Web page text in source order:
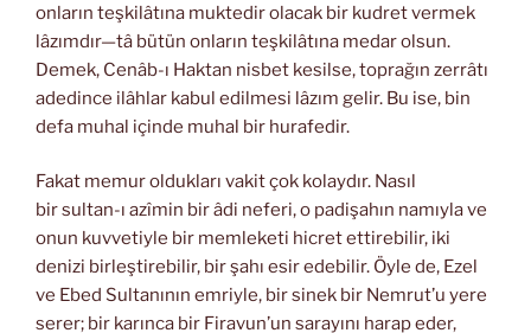
onların teşkilâtına muktedir olacak bir kudret vermek
lâzımdır—tâ bütün onların teşkilâtına medar olsun.
Demek, Cenâb-ı Haktan nisbet kesilse, toprağın zerrâtı
adedince ilâhlar kabul edilmesi lâzım gelir. Bu ise, bin
defa muhal içinde muhal bir hurafedir.
Fakat memur oldukları vakit çok kolaydır. Nasıl
bir sultan-ı azîmin bir âdi neferi, o padişahın namıyla ve
onun kuvvetiyle bir memleketi hicret ettirebilir, iki
denizi birleştirebilir, bir şahı esir edebilir. Öyle de, Ezel
ve Ebed Sultanının emriyle, bir sinek bir Nemrut’u yere
serer; bir karınca bir Firavun’un sarayını harap eder,